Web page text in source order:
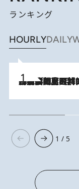
ランキング
HOURLYDAILY
2026.8.8
「最後に見られてよかった」上野動物園の東園パンダ舎が解体前に特別公開。8月16日まで延長されたパネル展と共に辿る“半世紀”のパンダ飼育《解体工事の図面あり》
1 / 5